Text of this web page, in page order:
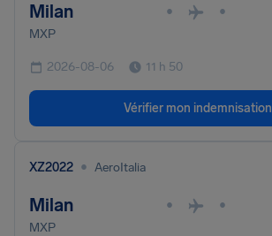
Milan • •
MXP
2026-08-06 11 h 50
Vérifier mon indemnisation
XZ2022 • AeroItalia
Milan • •
MXP